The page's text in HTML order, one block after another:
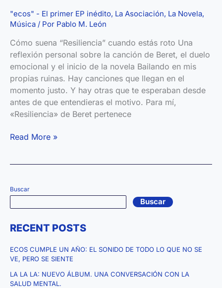
"ecos" - El primer EP inédito, La Asociación, La Novela,
Música / Por Pablo M. León
Cómo suena “Resiliencia” cuando estás roto Una
reflexión personal sobre la canción de Beret, el duelo
emocional y el inicio de la novela Bailando en mis
propias ruinas. Hay canciones que llegan en el
momento justo. Y hay otras que te esperaban desde
antes de que entendieras el motivo. Para mí,
«Resiliencia» de Beret pertenece
“Resiliencia”
música
sana
Read More »
Buscar
Buscar
RECENT POSTS
ECOS CUMPLE UN AÑO: EL SONIDO DE TODO LO QUE NO SE
VE, PERO SE SIENTE
LA LA LA: NUEVO ÁLBUM. UNA CONVERSACIÓN CON LA
SALUD MENTAL.